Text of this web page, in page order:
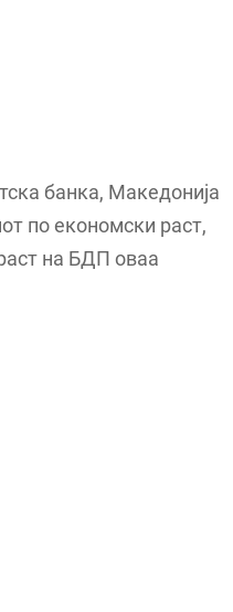
банка, Македонија
по економски раст,
на БДП оваа